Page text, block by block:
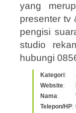
yang
presenter tv
pengisi
studio
hubungi
Kategori:
Website:
Nama:
Telepon/HP: